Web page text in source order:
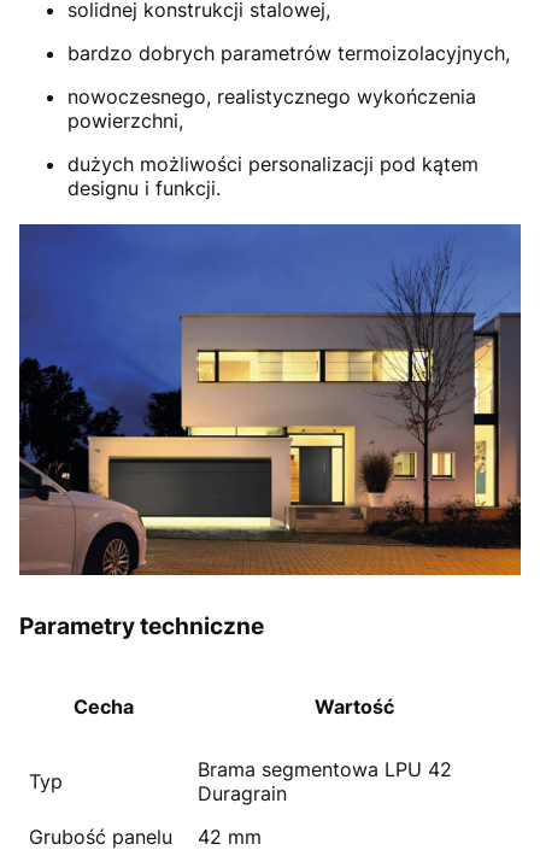
solidnej konstrukcji stalowej,
bardzo dobrych parametrów termoizolacyjnych,
nowoczesnego, realistycznego wykończenia
powierzchni,
dużych możliwości personalizacji pod kątem
designu i funkcji.
Parametry techniczne
Cecha Wartość
Typ
Brama segmentowa LPU 42
Duragrain
Grubość panelu
42 mm